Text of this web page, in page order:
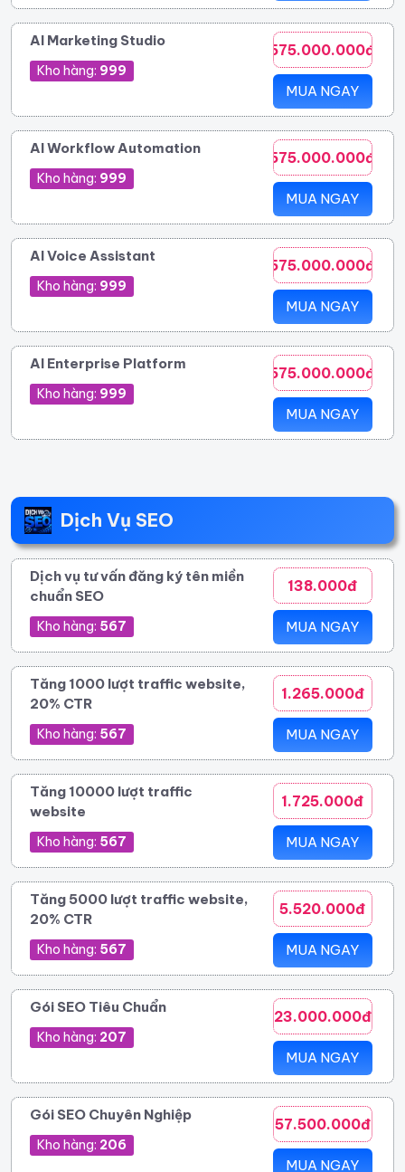
AI Marketing Studio
Kho hàng: 999
575.000.000đ
MUA NGAY
AI Workflow Automation
Kho hàng: 999
575.000.000đ
MUA NGAY
AI Voice Assistant
Kho hàng: 999
575.000.000đ
MUA NGAY
AI Enterprise Platform
Kho hàng: 999
575.000.000đ
MUA NGAY
Dịch Vụ SEO
Dịch vụ tư vấn đăng ký tên miền
chuẩn SEO
Kho hàng: 567
138.000đ
MUA NGAY
Tăng 1000 lượt traffic website,
20% CTR
Kho hàng: 567
1.265.000đ
MUA NGAY
Tăng 10000 lượt traffic
website
Kho hàng: 567
1.725.000đ
MUA NGAY
Tăng 5000 lượt traffic website,
20% CTR
Kho hàng: 567
5.520.000đ
MUA NGAY
Gói SEO Tiêu Chuẩn
Kho hàng: 207
23.000.000đ
MUA NGAY
Gói SEO Chuyên Nghiệp
Kho hàng: 206
57.500.000đ
MUA NGAY